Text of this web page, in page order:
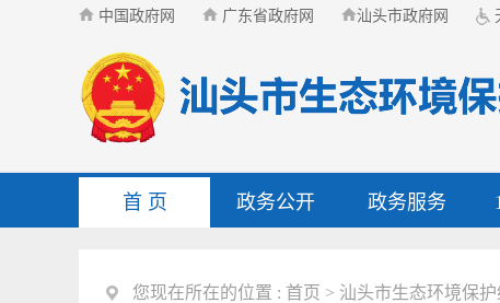
中国政府网 广东省政府网 汕头市政府网
首 页 政务公开 政务服务
您现在所在的位置 : 首页 > 汕头市生态环境保